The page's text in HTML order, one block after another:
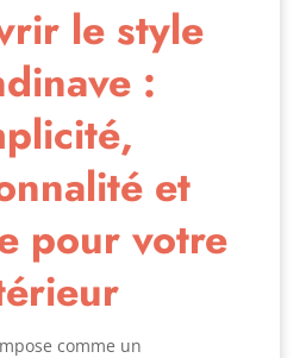
le style
:
et
pour votre
comme un